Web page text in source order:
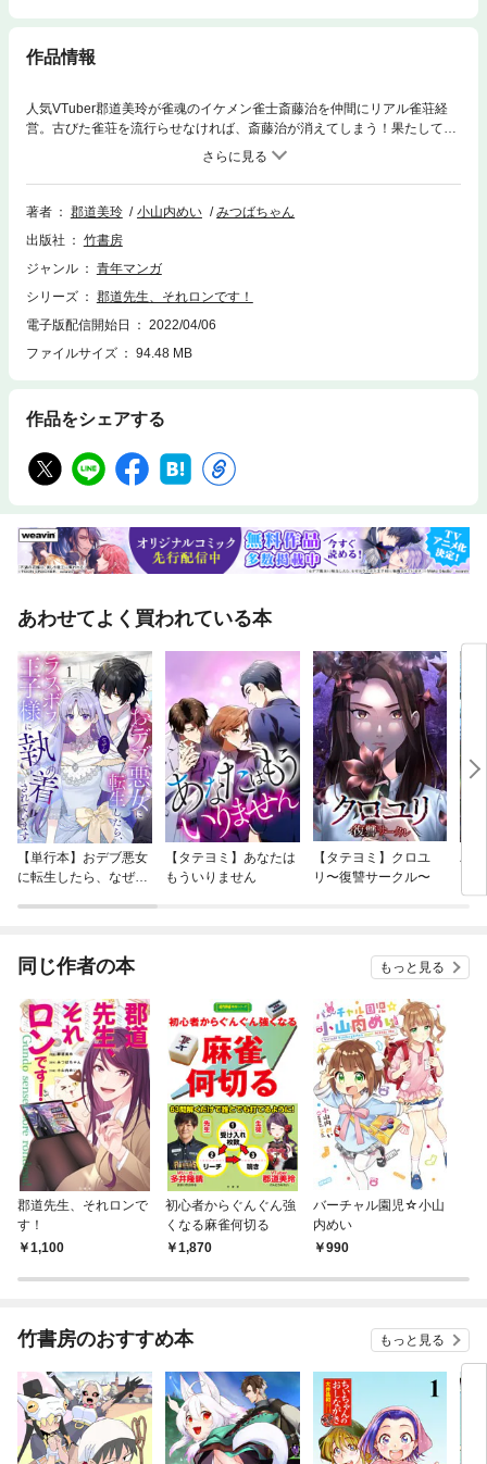
作品情報
人気VTuber郡道美玲が雀魂のイケメン雀士斎藤治を仲間にリアル雀荘経
営。古びた雀荘を流行らせなければ、斎藤治が消えてしまう！果たして麻
雀初心者の郡道先生は、お客に失礼のないように雀荘を流行らせることが
できるのか？★単行本カバー下画像収録★
著者 郡道美玲 小山内めい
みつばちゃん
出版社
竹書房
ジャンル
青年マンガ
シリーズ
郡道先生、それロンです！
電子版配信開始日
2022/04/06
ファイルサイズ
94.48 MB
作品をシェアする
あわせてよく買われている本
【単行本】おデブ悪女
に転生したら、なぜか
【タテヨミ】あなたは
もういりません
【タテヨミ】クロユ
リ〜復讐サークル〜
バ
今
同じ作者の本 もっと見る
郡道先生、それロンで
す！
1,100
初心者からぐんぐん強
くなる麻雀何切る
1,870
バーチャル園児☆小山
内めい
990
竹書房のおすすめ本 もっと見る